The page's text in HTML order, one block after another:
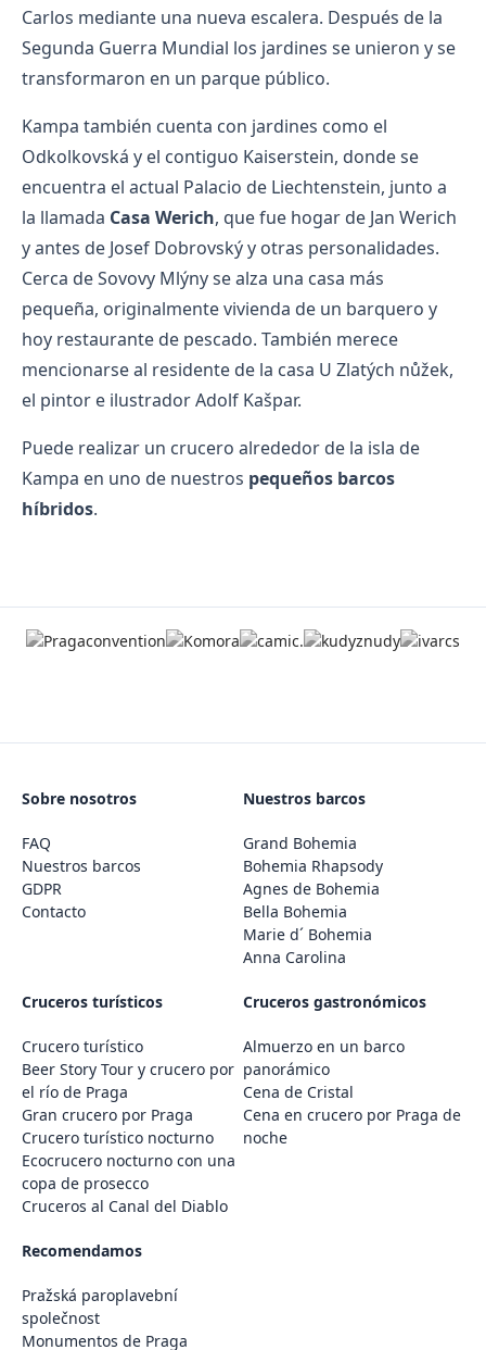
Carlos mediante una nueva escalera. Después de la
Segunda Guerra Mundial los jardines se unieron y se
transformaron en un parque público.
Kampa también cuenta con jardines como el
Odkolkovská y el contiguo Kaiserstein, donde se
encuentra el actual Palacio de Liechtenstein, junto a
la llamada Casa Werich, que fue hogar de Jan Werich
y antes de Josef Dobrovský y otras personalidades.
Cerca de Sovovy Mlýny se alza una casa más
pequeña, originalmente vivienda de un barquero y
hoy restaurante de pescado. También merece
mencionarse al residente de la casa U Zlatých nůžek,
el pintor e ilustrador Adolf Kašpar.
Puede realizar un crucero alrededor de la isla de
Kampa en uno de nuestros pequeños barcos
híbridos.
Sobre nosotros
FAQ
Nuestros barcos
GDPR
Contacto
Nuestros barcos
Grand Bohemia
Bohemia Rhapsody
Agnes de Bohemia
Bella Bohemia
Marie d´ Bohemia
Anna Carolina
Cruceros turísticos
Crucero turístico
Beer Story Tour y crucero por
el río de Praga
Gran crucero por Praga
Crucero turístico nocturno
Ecocrucero nocturno con una
copa de prosecco
Cruceros al Canal del Diablo
Cruceros gastronómicos
Almuerzo en un barco
panorámico
Cena de Cristal
Cena en crucero por Praga de
noche
Recomendamos
Pražská paroplavební
společnost
Monumentos de Praga